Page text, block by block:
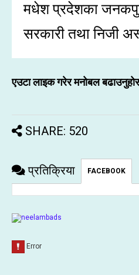
मधेश प्रदेशका जनकपुर,
सरकारी तथा निजी
एउटा लाइक गरेर मनोबल
SHARE: 520
प्रतिक्रिया FACEBOOK